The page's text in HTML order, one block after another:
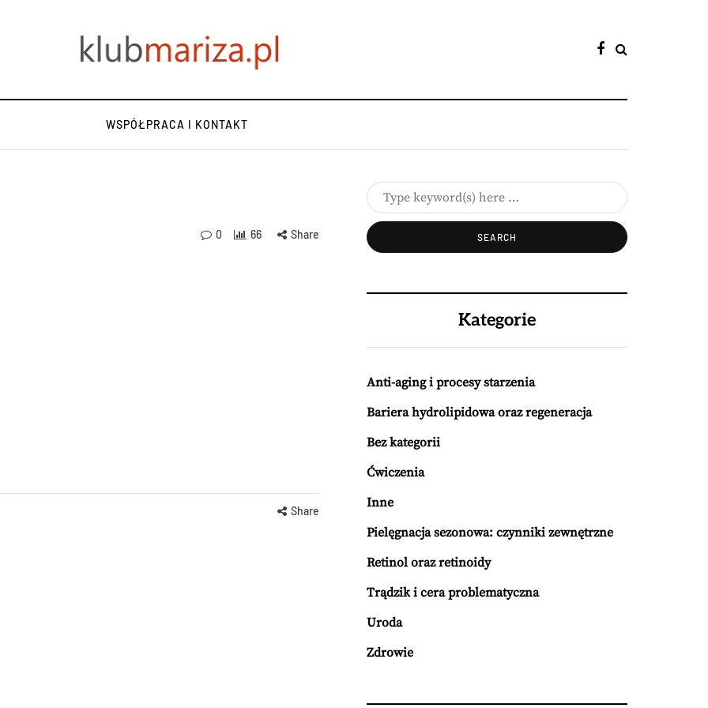
WSPÓŁPRACA I KONTAKT
0 66 Share
Share
Kategorie
Anti-aging i procesy starzenia
Bariera hydrolipidowa oraz regeneracja
Bez kategorii
Ćwiczenia
Inne
Pielęgnacja sezonowa: czynniki zewnętrzne
Retinol oraz retinoidy
Trądzik i cera problematyczna
Uroda
Zdrowie